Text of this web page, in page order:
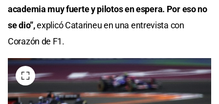
academia muy fuerte y pilotos en espera. Por eso no
se dio”,explicó Catarineu en una entrevista con
Corazón de F1.